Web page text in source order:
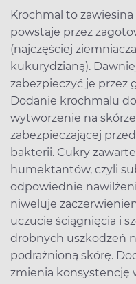
Krochmal to
powstaje przez
(najczęściej
kukurydzianą).
zabezpieczyć je przez
Dodanie krochmalu
wytworzenie na
zabezpieczającej
bakterii. Cukry
humektantów, czyli
odpowiednie
niweluje
uczucie ściągnięcia i
drobnych uszkodzeń
podrażnioną skórę.
zmienia konsystencję